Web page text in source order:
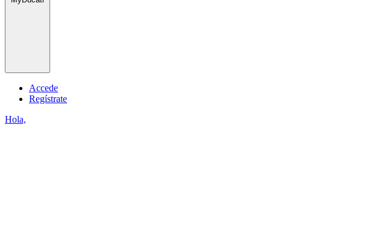
Accede
Regístrate
Hola,